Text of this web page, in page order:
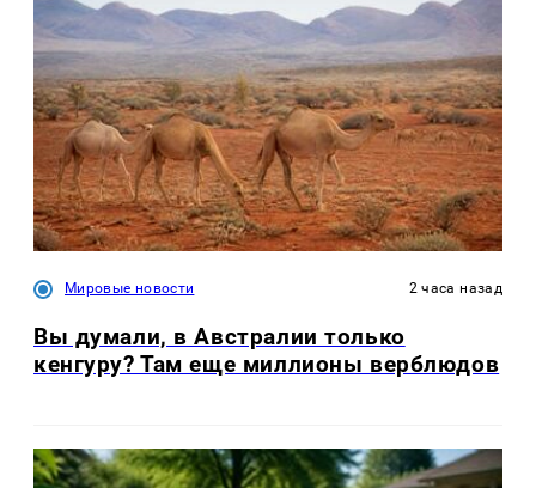
Мировые новости 2 часа назад
Вы думали, в Австралии только
кенгуру? Там еще миллионы верблюдов